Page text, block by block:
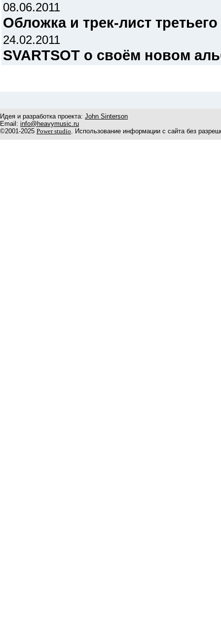
08.06.2011
Обложка и трек-лист
24.02.2011
SVARTSOT о своём новом
Идея и разработка проекта: John Sinterson
Email: info@heavymusic.ru
©2001-2025 Power studio. Использование информации с сайта без